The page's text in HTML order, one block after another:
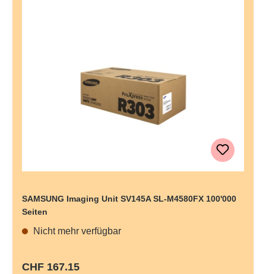
SAMSUNG Imaging Unit SV145A SL-M4580FX 100'000
Seiten
Nicht mehr verfügbar
Regulärer Preis:
CHF 167.15